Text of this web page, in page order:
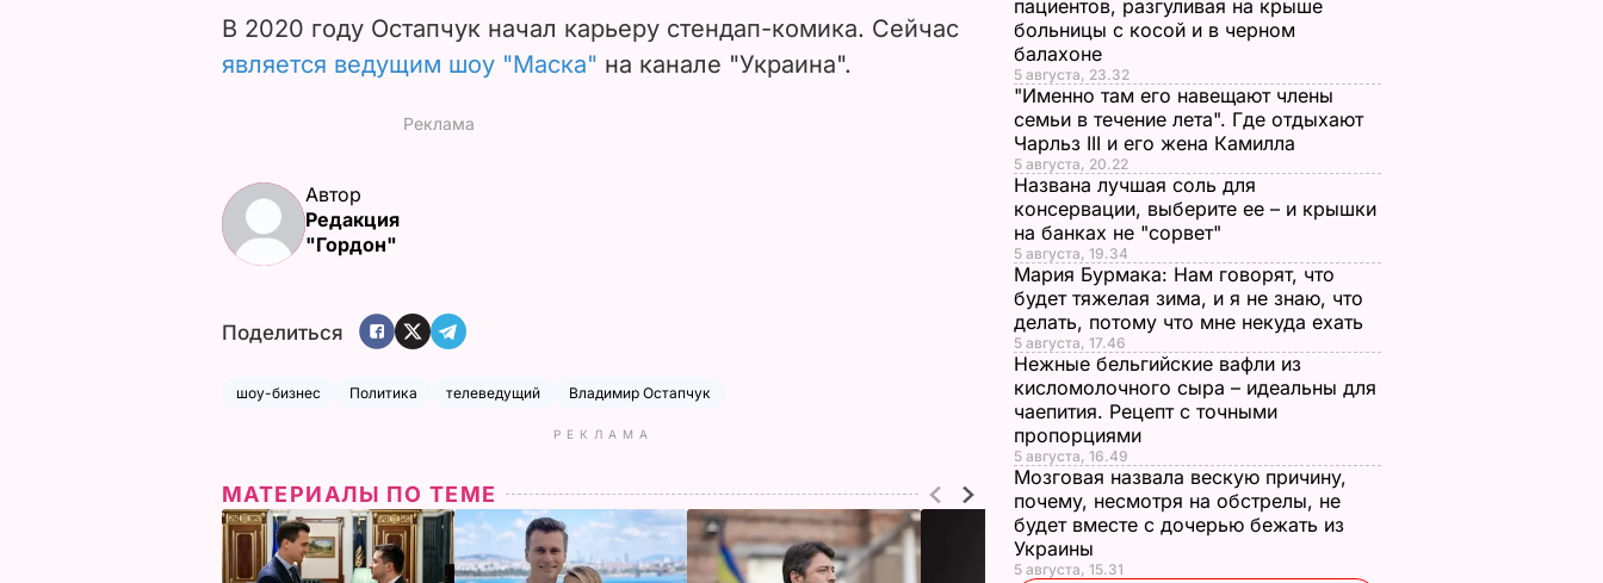
В 2020 году Остапчук начал карьеру стендап-комика. Сейчас
является ведущим шоу "Маска" на канале "Украина".
Автор
Редакция
"Гордон"
Поделиться
шоу-бизнес Политика телеведущий Владимир Остапчук
РЕКЛАМА
МАТЕРИАЛЫ ПО ТЕМЕ
пациентов, разгуливая на крыше
больницы с косой и в черном
балахоне
5 августа, 23.32
"Именно там его навещают члены
семьи в течение лета". Где отдыхают
Чарльз III и его жена Камилла
5 августа, 20.22
Названа лучшая соль для
консервации, выберите ее – и крышки
на банках не "сорвет"
5 августа, 19.34
Мария Бурмака: Нам говорят, что
будет тяжелая зима, и я не знаю, что
делать, потому что мне некуда ехать
5 августа, 17.46
Нежные бельгийские вафли из
кисломолочного сыра – идеальны для
чаепития. Рецепт с точными
пропорциями
5 августа, 16.49
Мозговая назвала вескую причину,
почему, несмотря на обстрелы, не
будет вместе с дочерью бежать из
Украины
5 августа, 15.31